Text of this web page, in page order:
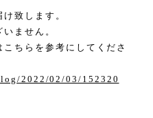
致します。
ません。
ちらを参考にしてくださ
2022/02/03/152320